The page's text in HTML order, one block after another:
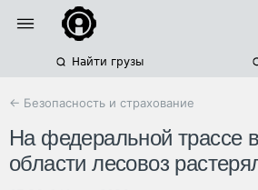
Найти грузы
← Безопасность и страхование
На федеральной трассе
области лесовоз